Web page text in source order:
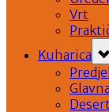
Vrt
Kuharica